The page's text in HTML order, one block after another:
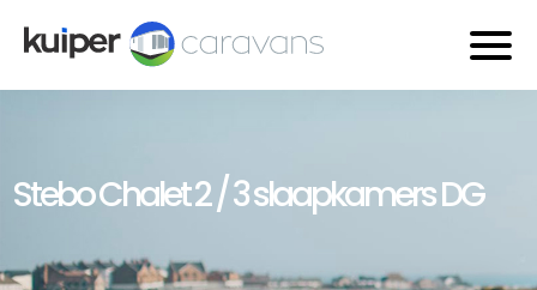
Stebo Chalet 2 / 3 slaapkamers DG